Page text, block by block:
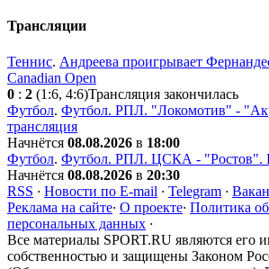
Трансляции
Теннис. Андреева проигрывает
Canadian Open
0 : 2 (1:6, 4:6)Трансляция закончилась
Футбол. Футбол. РПЛ. "Локомотив" -
трансляция
Начнётся 08.08.2026 в 18:00
Футбол. Футбол. РПЛ. ЦСКА - "Ростов".
Начнётся 08.08.2026 в 20:30
RSS · Новости по E-mail · Telegram ·
Реклама на сайте· О проекте· Политика
персональных данных ·
Все материалы SPORT.RU являются его
собственностью и защищены Законом